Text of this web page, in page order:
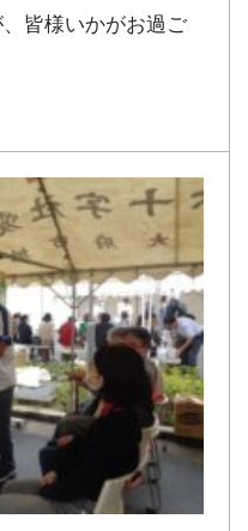
皆様いかがお過ご